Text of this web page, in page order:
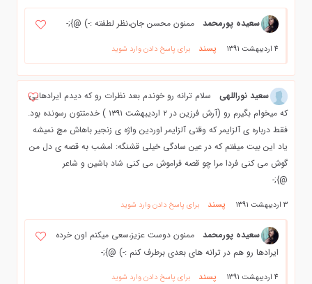
سعیده پورمحمد ممنون محسن جان،نظر لطفته :-) @};-
4 اردیبهشت 1391 پسند برای پاسخ دادن وارد شوید
سعید نوراللهی
سلام ترانه رو خوندم بعد نظرات رو که دیدم ایرادهایی
که میخوام بگیرم رو (آرش فرزین در ۲ اردیبهشت ۱۳۹۱ ) خدمتتون رسونده بود.
فقط درباره ی آلزایمر که وقتی آلزایمر اوردین واژه ی زنجیر باهاش مچ نمیشه
یاد این بیت میفتم که در عین سادگی خیلی قشنگه: امشب به قصه ی دل من
گوش می کنی فردا مرا چو قصه فراموش می کنی شاد باشین و شاعر
@};-
3 اردیبهشت 1391 پسند برای پاسخ دادن وارد شوید
سعیده پورمحمد
ممنون دوست عزیز،سعی میکنم اون خرده
ایرادها رو هم در ترانه های بعدی برطرف کنم :-) @};-
4 اردیبهشت 1391 پسند برای پاسخ دادن وارد شوید